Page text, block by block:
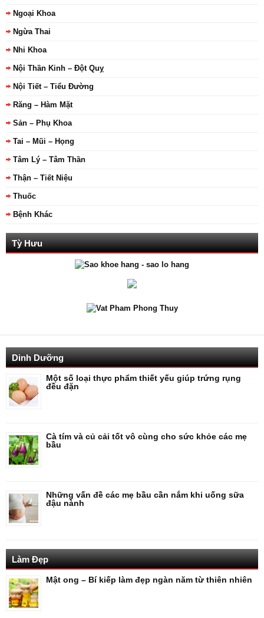
Ngoại Khoa
Ngừa Thai
Nhi Khoa
Nội Thần Kinh – Đột Quỵ
Nội Tiết – Tiểu Đường
Răng – Hàm Mặt
Sản – Phụ Khoa
Tai – Mũi – Họng
Tâm Lý – Tâm Thần
Thận – Tiết Niệu
Thuốc
Bệnh Khác
Tỳ Hưu
Dinh Dưỡng
Một số loại thực phẩm thiết yếu giúp trứng rụng
đều đặn
Cà tím và củ cải tốt vô cùng cho sức khỏe các mẹ
bầu
Những vấn đề các mẹ bầu cần nắm khi uống sữa
đậu nành
Làm Đẹp
Mật ong – Bí kiếp làm đẹp ngàn năm từ thiên nhiên